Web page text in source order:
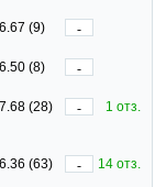
6.67 (9)
-
6.50 (8)
-
7.68 (28) -
1 отз.
6.36 (63) -
14 отз.